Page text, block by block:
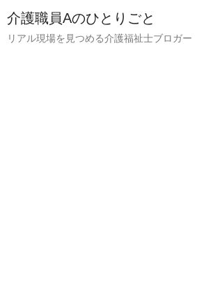
介護職員Aのひとりごと
リアル現場を見つめる介護福祉士ブロガー